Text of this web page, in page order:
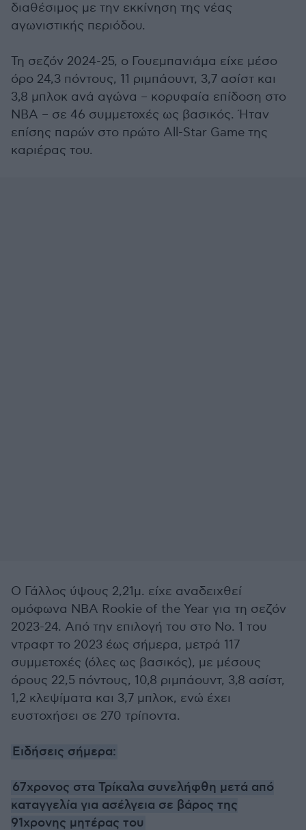
διαθέσιμος με την εκκίνηση της νέας
αγωνιστικής περιόδου.
Τη σεζόν 2024-25, ο Γουεμπανιάμα είχε μέσο
όρο 24,3 πόντους, 11 ριμπάουντ, 3,7 ασίστ και
3,8 μπλοκ ανά αγώνα – κορυφαία επίδοση στο
NBA – σε 46 συμμετοχές ως βασικός. Ήταν
επίσης παρών στο πρώτο All-Star Game της
καριέρας του.
Ο Γάλλος ύψους 2,21μ. είχε αναδειχθεί
ομόφωνα NBA Rookie of the Year για τη σεζόν
2023-24. Από την επιλογή του στο Νο. 1 του
ντραφτ το 2023 έως σήμερα, μετρά 117
συμμετοχές (όλες ως βασικός), με μέσους
όρους 22,5 πόντους, 10,8 ριμπάουντ, 3,8 ασίστ,
1,2 κλεψίματα και 3,7 μπλοκ, ενώ έχει
ευστοχήσει σε 270 τρίποντα.
Ειδήσεις σήμερα:
67χρoνος στα Τρίκαλα συνελήφθη μετά από
καταγγελία για ασέλγεια σε βάρος της
91χρονης μητέρας του